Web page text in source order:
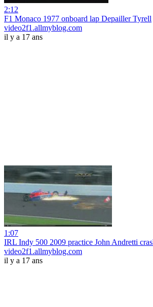
2:12
F1 Monaco 1977 onboard lap Depailler Tyrell
video2f1.allmyblog.com
il y a 17 ans
1:07
IRL Indy 500 2009 practice John Andretti
video2f1.allmyblog.com
il y a 17 ans